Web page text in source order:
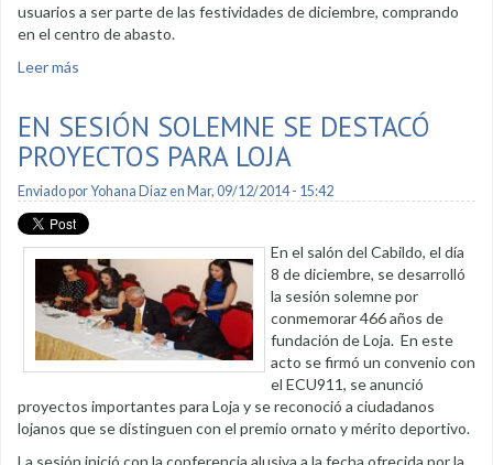
usuarios a ser parte de las festividades de diciembre, comprando
en el centro de abasto.
Leer más
EN SESIÓN SOLEMNE SE DESTACÓ
PROYECTOS PARA LOJA
Enviado porYohana Diazen Mar, 09/12/2014 - 15:42
En el salón del Cabildo, el día
8 de diciembre, se desarrolló
la sesión solemne por
conmemorar 466 años de
fundación de Loja. En este
acto se firmó un convenio con
el ECU911, se anunció
proyectos importantes para Loja y se reconoció a ciudadanos
lojanos que se distinguen con el premio ornato y mérito deportivo.
La sesión inició con la conferencia alusiva a la fecha ofrecida por la